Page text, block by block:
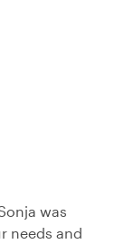
was
needs and